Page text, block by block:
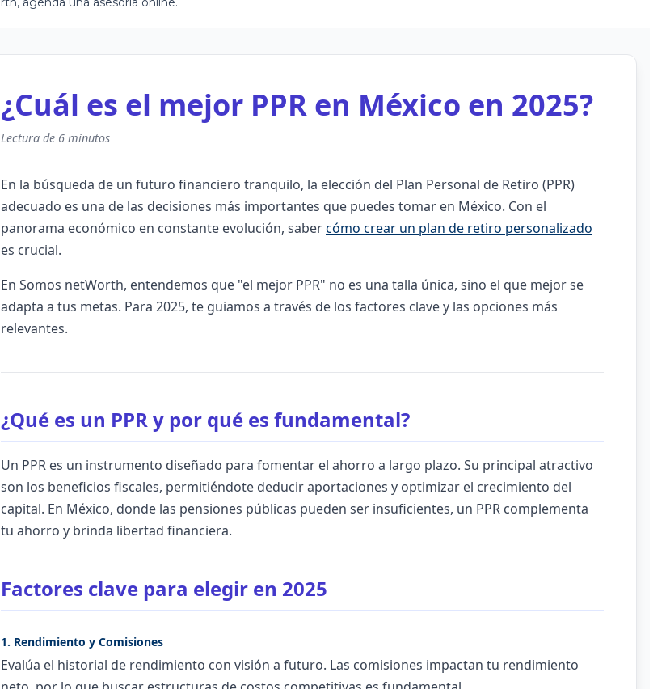
¿Cuál es el mejor PPR en México en 2025?
Lectura de 6 minutos
En la búsqueda de un futuro financiero tranquilo, la elección del Plan Personal de Retiro (PPR)
adecuado es una de las decisiones más importantes que puedes tomar en México. Con el
panorama económico en constante evolución, sabercómo crear un plan de retiro personalizado
es crucial.
En Somos netWorth, entendemos que "el mejor PPR" no es una talla única, sino el que mejor se
adapta a tus metas. Para 2025, te guiamos a través de los factores clave y las opciones más
relevantes.
¿Qué es un PPR y por qué es fundamental?
Un PPR es un instrumento diseñado para fomentar el ahorro a largo plazo. Su principal atractivo
son los beneficios fiscales, permitiéndote deducir aportaciones y optimizar el crecimiento del
capital. En México, donde las pensiones públicas pueden ser insuficientes, un PPR complementa
tu ahorro y brinda libertad financiera.
Factores clave para elegir en 2025
1. Rendimiento y Comisiones
Evalúa el historial de rendimiento con visión a futuro. Las comisiones impactan tu rendimiento